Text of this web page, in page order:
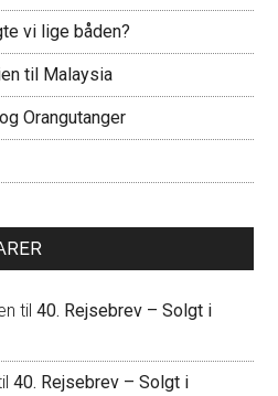
vi lige båden?
til Malaysia
Orangutanger
til40. Rejsebrev – Solgt i
40. Rejsebrev – Solgt i